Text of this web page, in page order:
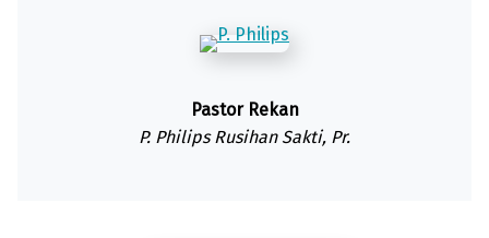
Pastor Rekan
P. Philips Rusihan Sakti, Pr.